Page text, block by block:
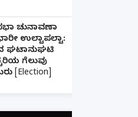
ಚುನಾವಣಾ
ಉಲ್ಟಾಪಲ್ಟಾ:
ಘಟಾನುಘಟಿ
ಗೆಲುವು
[Election]